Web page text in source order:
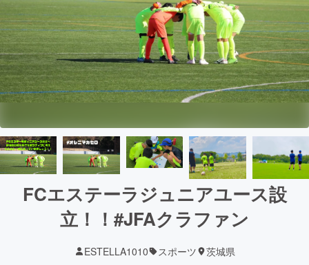
FCエステーラジュニアユース設
立！！#JFAクラファン
ESTELLA1010 スポーツ 茨城県